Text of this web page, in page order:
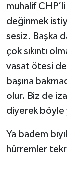
muhalif
değinmek
sesiz. Başka
çok sıkıntı
vasat ötesi
başına
olur. Biz de
diyerek böyle
Ya badem
hürremler